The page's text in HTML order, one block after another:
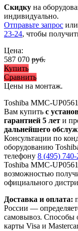
Скидку на
индивидуально.
Отправьте запрос
23-24, чтобы
Цена:
587 070 руб.
Купить
Сравнить
Цены на монтаж.
Toshiba MMC-
Вам купить с
гарантией 5 лет и
дальнейшего
Консультации по
оборудованию
телефону 8 (495)
Toshiba MMC-
возможностью
официального
Доставка и оплата:
России —
самовывоз. Способы
карты Visa и